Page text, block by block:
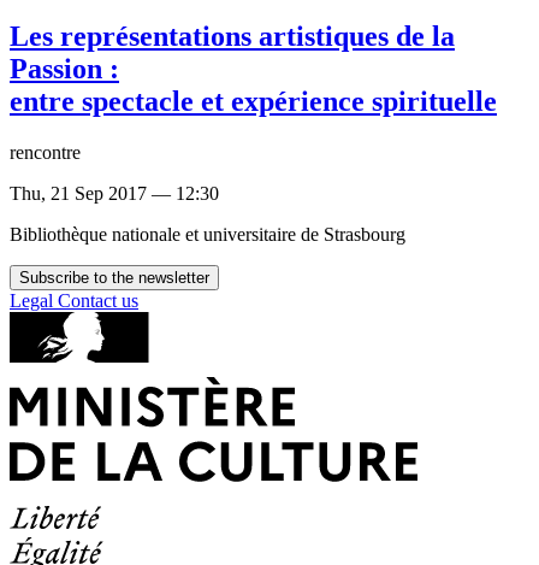
Les représentations artistiques de la
Passion :
entre spectacle et expérience spirituelle
rencontre
Thu, 21 Sep 2017 — 12:30
Bibliothèque nationale et universitaire de Strasbourg
Subscribe to the newsletter
Legal Contact us